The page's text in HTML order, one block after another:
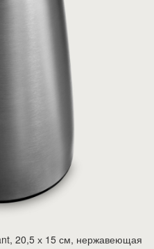
20,5 х 15 см, нержавеющая